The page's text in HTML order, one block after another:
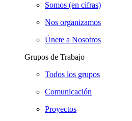
Somos (en cifras)
Nos organizamos
Únete a Nosotros
Grupos de Trabajo
Todos los grupos
Comunicación
Proyectos